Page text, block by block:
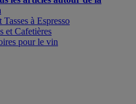
Tasses à Espresso
et Cafetières
pour le vin